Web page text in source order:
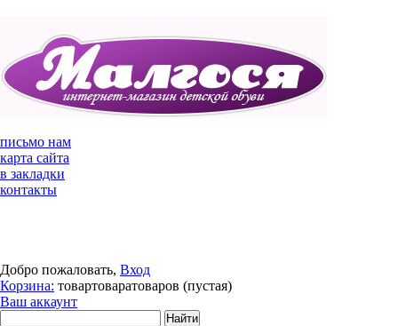
письмо нам
карта сайта
в закладки
контакты
Добро пожаловать, Вход
Корзина: товартоваратоваров (пустая)
Ваш аккаунт